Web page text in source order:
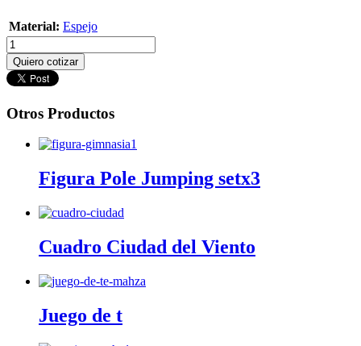
Material: Espejo
Quiero cotizar
Otros Productos
Figura Pole Jumping setx3
Cuadro Ciudad del Viento
Juego de t